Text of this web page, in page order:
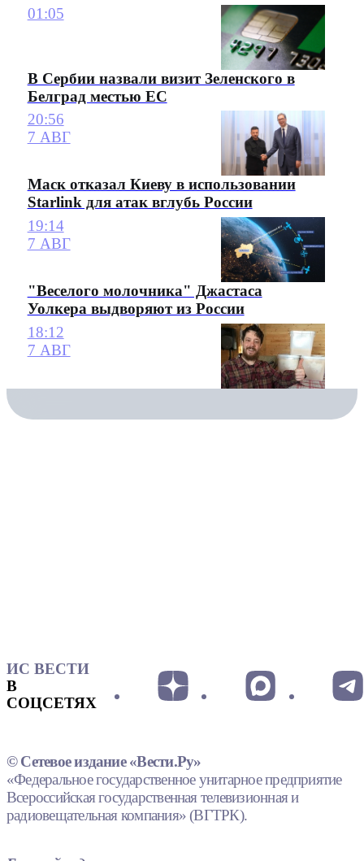
01:05
В Сербии назвали визит Зеленского в
Белград местью ЕС
20:56
7 АВГ
Маск отказал Киеву в использовании
Starlink для атак вглубь России
19:14
7 АВГ
"Веселого молочника" Джастаса
Уолкера выдворяют из России
18:12
7 АВГ
ИС ВЕСТИ
В
СОЦСЕТЯХ
© Сетевое издание «Вести.Ру»
«Федеральное государственное унитарное предприятие
Всероссийская государственная телевизионная и
радиовещательная компания» (ВГТРК).